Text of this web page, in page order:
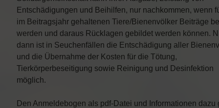
Entschädigungen und Beihilfen, nur nachkommen, wenn
im Beitragsjahr gehaltenen Tiere/Bienenvölker Beiträge
werden und daraus Rücklagen gebildet werden können.
dann ist in Seuchenfällen die Entschädigung aller
und die Übernahme der Kosten für die Tötung,
Tierkörperbeseitigung sowie Reinigung und Desinfektion
möglich.
Den Anmeldebogen als pdf-Datei und Informationen dazu